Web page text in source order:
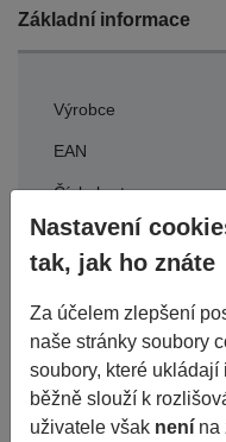
Základní informace
Výrobce
EAN
Číslo karty
Parametry
Období
Šířka
Nastavení
tak, jak ho znáte
Za účelem zlepšení
naše stránky soubory
soubory, které ukládají
běžně slouží k
uživatele však není na